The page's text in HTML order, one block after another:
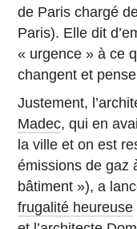
de Paris chargé
Paris). Elle dit
« urgence » à ce
changent et
Justement,
Madec, qui en
la ville et on est
émissions de gaz
bâtiment »), a
frugalité heureuse